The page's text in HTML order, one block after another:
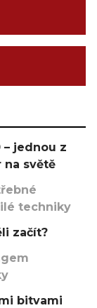
jednou z
světě
techniky
začít?
bitvami